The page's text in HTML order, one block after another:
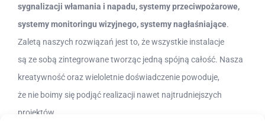
sygnalizacji włamania i napadu, systemy przeciwpożarowe,
systemy monitoringu wizyjnego, systemy nagłaśniające.
Zaletą naszych rozwiązań jest to, że wszystkie instalacje
są ze sobą zintegrowane tworząc jedną spójną całość. Nasza
kreatywność oraz wieloletnie doświadczenie powoduje,
że nie boimy się podjąć realizacji nawet najtrudniejszych
projektów.